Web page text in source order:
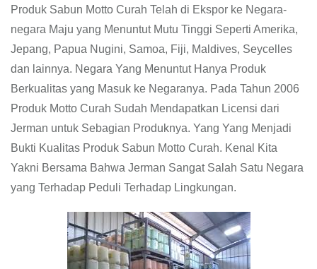
Produk Sabun Motto Curah Telah di Ekspor ke Negara-
negara Maju yang Menuntut Mutu Tinggi Seperti Amerika,
Jepang, Papua Nugini, Samoa, Fiji, Maldives, Seycelles
dan lainnya. Negara Yang Menuntut Hanya Produk
Berkualitas yang Masuk ke Negaranya. Pada Tahun 2006
Produk Motto Curah Sudah Mendapatkan Licensi dari
Jerman untuk Sebagian Produknya. Yang Yang Menjadi
Bukti Kualitas Produk Sabun Motto Curah. Kenal Kita
Yakni Bersama Bahwa Jerman Sangat Salah Satu Negara
yang Terhadap Peduli Terhadap Lingkungan.